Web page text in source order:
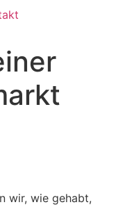
wir, wie gehabt,